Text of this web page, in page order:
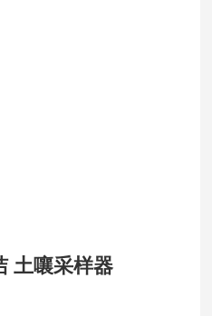
产品表面光滑、亮洁 土嚷采样器